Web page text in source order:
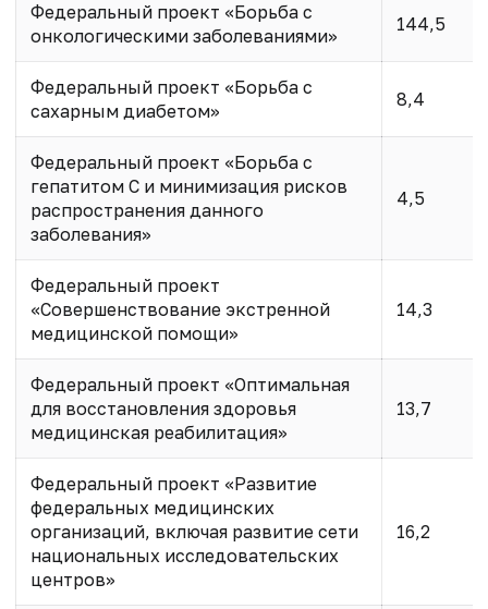
Федеральный проект «Борьба с
онкологическими заболеваниями»
144,5
Федеральный проект «Борьба с
сахарным диабетом»
8,4
Федеральный проект «Борьба с
гепатитом С и минимизация рисков
распространения данного
заболевания»
4,5
Федеральный проект
«Совершенствование экстренной
медицинской помощи»
14,3
Федеральный проект «Оптимальная
для восстановления здоровья
медицинская реабилитация»
13,7
Федеральный проект «Развитие
федеральных медицинских
организаций, включая развитие сети
национальных исследовательских
центров»
16,2